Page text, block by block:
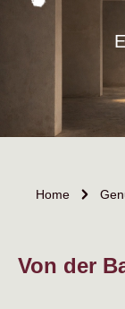
Home
Von der